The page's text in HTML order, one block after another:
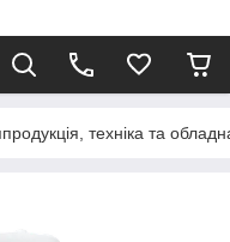
техніка та